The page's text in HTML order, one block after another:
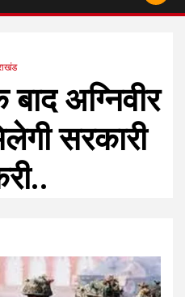
बाद अग्निवीर
सरकारी